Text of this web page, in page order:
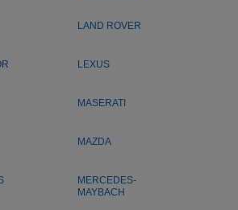
LAND ROVER
LEXUS
MASERATI
MAZDA
MERCEDES-
MAYBACH